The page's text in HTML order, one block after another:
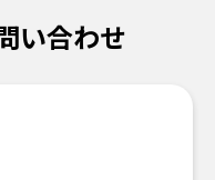
い合わせ